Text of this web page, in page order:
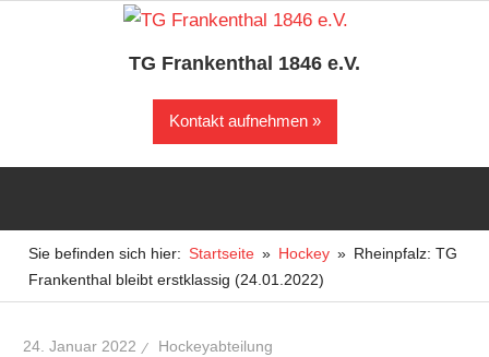
TG Frankenthal 1846 e.V.
Kontakt aufnehmen
Sie befinden sich hier: Startseite Hockey
Rheinpfalz: TG
Frankenthal bleibt erstklassig (24.01.2022)
24. Januar 2022 Hockeyabteilung